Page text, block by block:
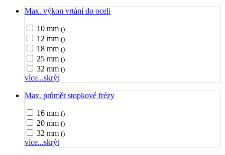
Max. výkon vrtání do oceli
10 mm ()
12 mm ()
18 mm ()
25 mm ()
32 mm ()
více...skrýt
Max. průměr stopkové frézy
16 mm ()
20 mm ()
32 mm ()
více...skrýt